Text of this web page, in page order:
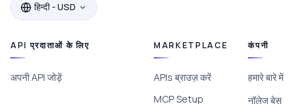
हिन्दी - USD
API प्रदाताओं के लिए
अपनी API जोड़ें
MARKETPLACE
APIs ब्राउज़ करें
MCP Setup
कंपनी
हमारे बारे में
नॉलेज बेस